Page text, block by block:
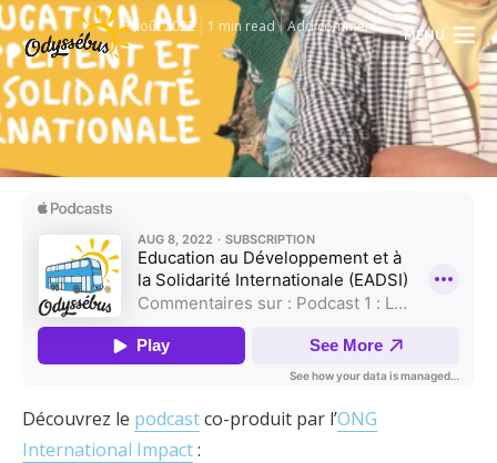
MENU
9 août 2022 1 min read Add comment
Découvrez le podcastco-produit par l’ONG
International Impact: